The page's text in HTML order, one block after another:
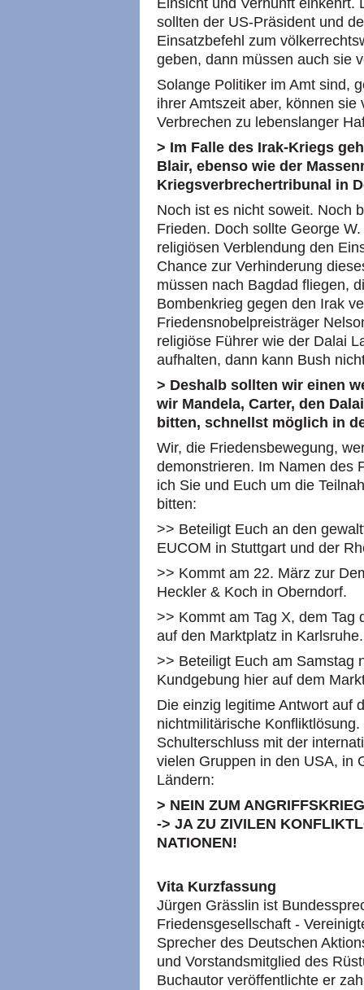
Einsicht und Vernunft
sollten der US-Präsident und
Einsatzbefehl zum
geben, dann müssen auch sie
Solange Politiker im Amt sind,
ihrer Amtszeit aber, können
Verbrechen zu lebenslanger
> Im Falle des Irak-Kriegs
Blair, ebenso wie der
Kriegsverbrechertribunal in
Noch ist es nicht soweit. Noch
Frieden. Doch sollte George
religiösen Verblendung den
Chance zur Verhinderung
müssen nach Bagdad fliegen,
Bombenkrieg gegen den Irak
Friedensnobelpreisträger
religiöse Führer wie der Dalai
aufhalten, dann kann Bush
> Deshalb sollten wir einen
wir Mandela, Carter, den
bitten, schnellst möglich in
Wir, die Friedensbewegung,
demonstrieren. Im Namen des
ich Sie und Euch um die
bitten:
>> Beteiligt Euch an den
EUCOM in Stuttgart und der
>> Kommt am 22. März zur
Heckler & Koch in Oberndorf.
>> Kommt am Tag X, dem Tag
auf den Marktplatz in Karlsruhe.
>> Beteiligt Euch am Samstag
Kundgebung hier auf dem
Die einzig legitime Antwort auf
nichtmilitärische
Schulterschluss mit der
vielen Gruppen in den USA, in
Ländern:
> NEIN ZUM
-> JA ZU ZIVILEN
NATIONEN!
Vita Kurzfassung
Jürgen Grässlin ist
Friedensgesellschaft -
Sprecher des Deutschen
und Vorstandsmitglied des
Buchautor veröffentlichte er